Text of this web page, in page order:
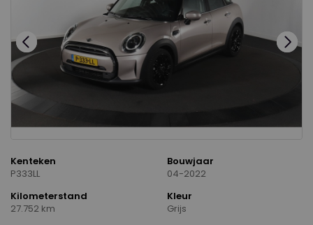
Kenteken
P333LL
Bouwjaar
04-2022
Kilometerstand
27.752 km
Kleur
Grijs